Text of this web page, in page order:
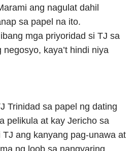
ang nagulat dahil
sa papel na ito.
mga priyoridad si TJ sa
kaya’t hindi niya
Trinidad sa papel ng dating
pelikula at kay Jericho sa
ang kanyang pag-unawa at
ng loob sa nangyaring